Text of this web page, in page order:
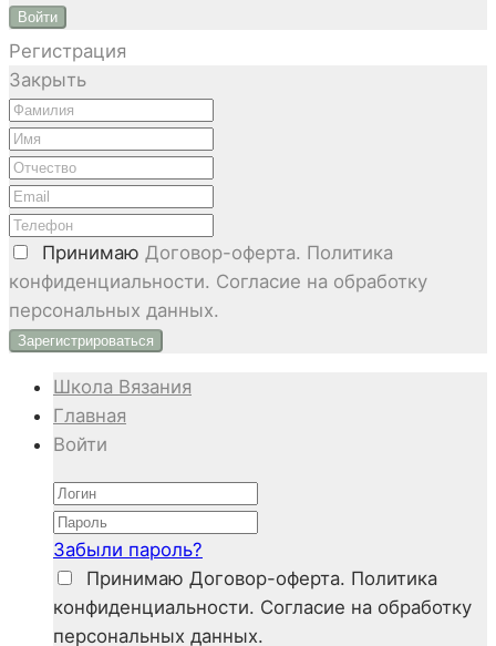
Войти
Регистрация
Закрыть
Принимаю Договор-оферта. Политика
конфиденциальности. Согласие на обработку
персональных данных.
Школа Вязания
Главная
Войти
Забыли пароль?
Принимаю Договор-оферта. Политика
конфиденциальности. Согласие на обработку
персональных данных.